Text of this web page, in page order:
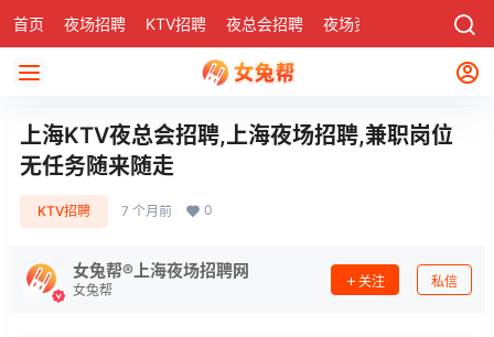
首页 夜场招聘 KTV招聘 夜总会招聘 夜场资讯 社区
上海KTV夜总会招聘,上海夜场招聘,兼职岗位
无任务随来随走
KTV招聘 7 个月前 0
女兔帮®上海夜场招聘网
女兔帮
关注 私信